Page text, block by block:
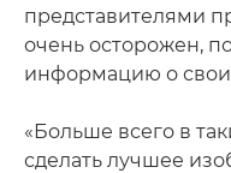
представителями
очень осторожен,
информацию о
«Больше всего в
сделать лучшее